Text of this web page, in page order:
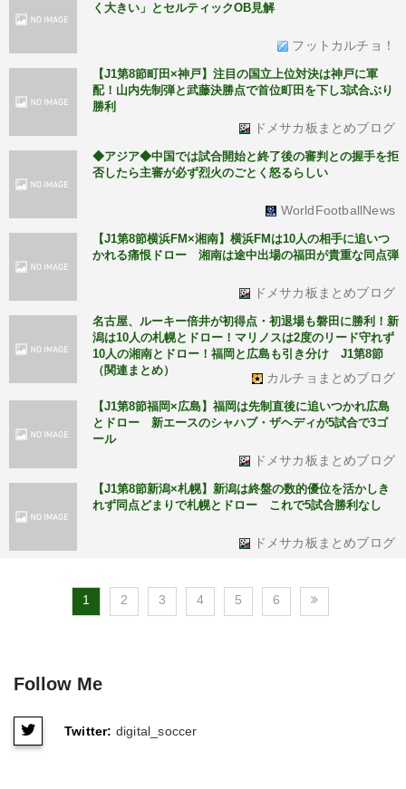
く大きい」とセルティックOB見解
フットカルチョ！
【J1第8節町田×神戸】注目の国立上位対決は神戸に軍
配！山内先制弾と武藤決勝点で首位町田を下し3試合ぶり
勝利
ドメサカ板まとめブログ
◆アジア◆中国では試合開始と終了後の審判との握手を拒
否したら主審が必ず烈火のごとく怒るらしい
WorldFootballNews
【J1第8節横浜FM×湘南】横浜FMは10人の相手に追いつ
かれる痛恨ドロー 湘南は途中出場の福田が貴重な同点弾
ドメサカ板まとめブログ
名古屋、ルーキー倍井が初得点・初退場も磐田に勝利！新
潟は10人の札幌とドロー！マリノスは2度のリード守れず
10人の湘南とドロー！福岡と広島も引き分け J1第8節
（関連まとめ）
カルチョまとめブログ
【J1第8節福岡×広島】福岡は先制直後に追いつかれ広島
とドロー 新エースのシャハブ・ザヘディが5試合で3ゴ
ール
ドメサカ板まとめブログ
【J1第8節新潟×札幌】新潟は終盤の数的優位を活かしき
れず同点どまりで札幌とドロー これで5試合勝利なし
ドメサカ板まとめブログ
1 2 3 4 5 6
Follow Me
Twitter: digital_soccer